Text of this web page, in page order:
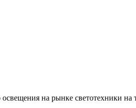
на рынке светотехники